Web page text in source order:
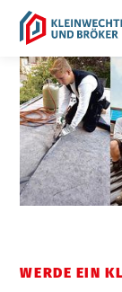
WERDE EIN